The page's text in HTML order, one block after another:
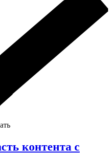
контента с